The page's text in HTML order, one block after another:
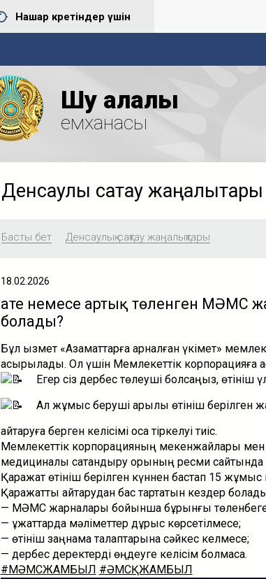
Нашар көретіндер үшін
Шу қалалық
емханасы
Денсаулық сақтау жаңалықтары
Басты бет Денсаулық сақтау жаңалықтары
18.02.2026
Қате немесе артық төленген МӘМС
болады?
Бұл қызмет «Азаматтарға арналған үкімет»
асырылады. Ол үшін Мемлекеттік корпорацияға
Егер сіз дербес төлеуші болсаңыз,
Ал жұмыс беруші арқылы өтініш берілген
қайтаруға берген келісімі қоса тіркелуі тиіс.
Мемлекеттік корпорацияның мекенжайлары мен
медициналық сақтандыру қорының ресми сайтында
Қаражат өтініш берілген күннен бастап 15 жұмыс
Қаражатты қайтарудан бас тартатын кездер
— МӘМС жарналары бойынша бұрынғы
— құжаттарда мәліметтер дұрыс көрсетілмесе;
— өтініш заңнама талаптарына сәйкес келмесе;
— дербес деректерді өңдеуге келісім болмаса.
#МӘМСЖАМБЫЛ #ӘМСҚЖАМБЫЛ